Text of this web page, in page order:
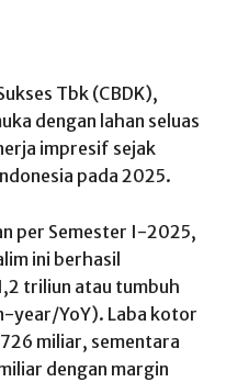
Tbk (CBDK),
dengan lahan seluas
impresif sejak
pada 2025.
per Semester I-2025,
ini berhasil
triliun atau tumbuh
year/YoY). Laba kotor
miliar, sementara
dengan margin